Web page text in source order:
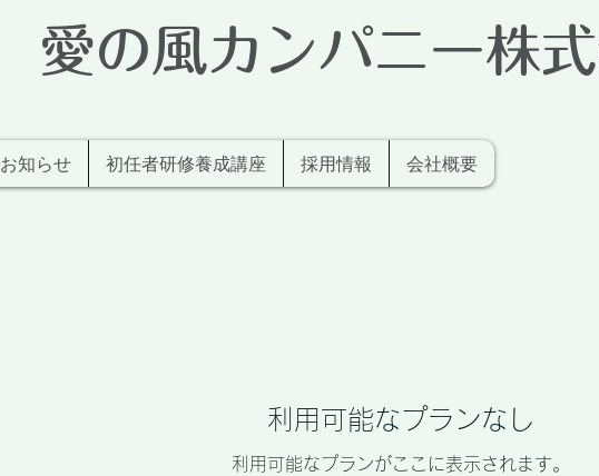
愛の風カンパニー株
お知らせ 初任者研修養成講座 採用情報 会社概要
利用可能なプランなし
利用可能なプランがここに表示されます。